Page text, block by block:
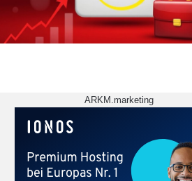
ARKM.marketing